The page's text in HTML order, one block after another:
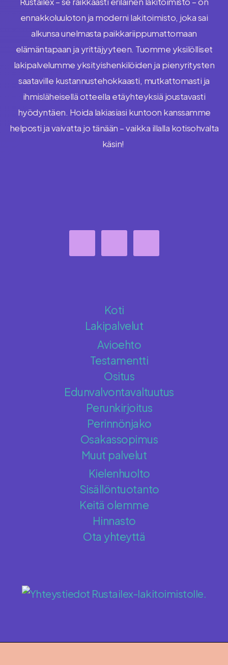
ennakkoluuloton ja moderni lakitoimisto, joka sai
alkunsa unelmasta paikkariippumattomaan
elämäntapaan ja yrittäjyyteen. Tuomme yksilölliset
lakipalvelumme yksityishenkilöiden ja pienyritysten
saataville kustannustehokkaasti, mutkattomasti ja
ihmisläheisellä otteella etäyhteyksiä joustavasti
hyödyntäen. Hoida lakiasiasi kuntoon kanssamme
helposti ja vaivatta jo tänään – vaikka illalla kotisohvalta
käsin!
Koti
Lakipalvelut
Avioehto
Testamentti
Ositus
Edunvalvontavaltuutus
Perunkirjoitus
Perinnönjako
Osakassopimus
Muut palvelut
Kielenhuolto
Sisällöntuotanto
Keitä olemme
Hinnasto
Ota yhteyttä